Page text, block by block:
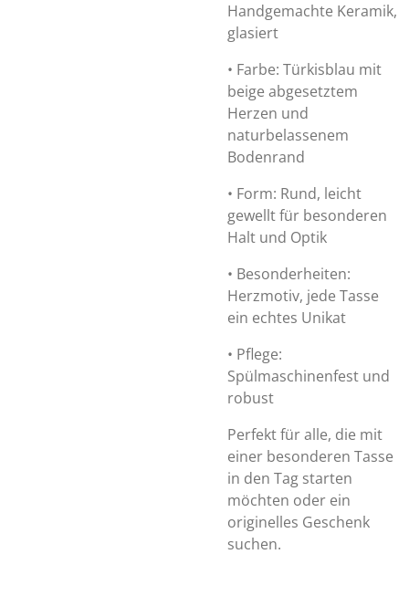
Handgemachte Keramik,
glasiert
• Farbe: Türkisblau mit
beige abgesetztem
Herzen und
naturbelassenem
Bodenrand
• Form: Rund, leicht
gewellt für besonderen
Halt und Optik
• Besonderheiten:
Herzmotiv, jede Tasse
ein echtes Unikat
• Pflege:
Spülmaschinenfest und
robust
Perfekt für alle, die mit
einer besonderen Tasse
in den Tag starten
möchten oder ein
originelles Geschenk
suchen.